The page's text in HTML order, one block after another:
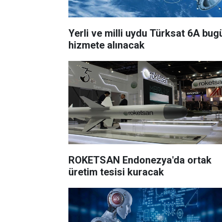
Yerli ve milli uydu Türksat 6A
hizmete alınacak
ROKETSAN Endonezya'da ortak
üretim tesisi kuracak